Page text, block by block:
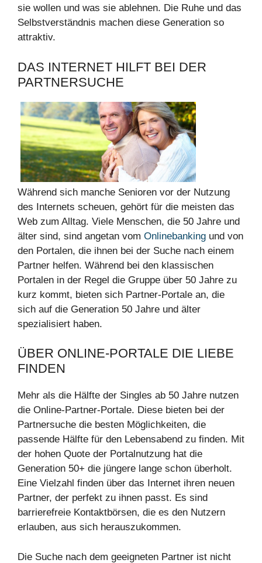
sie wollen und was sie ablehnen. Die Ruhe und das
Selbstverständnis machen diese Generation so
attraktiv.
DAS INTERNET HILFT BEI DER
PARTNERSUCHE
Während sich manche Senioren vor der Nutzung
des Internets scheuen, gehört für die meisten das
Web zum Alltag. Viele Menschen, die 50 Jahre und
älter sind, sind angetan vom Onlinebanking und von
den Portalen, die ihnen bei der Suche nach einem
Partner helfen. Während bei den klassischen
Portalen in der Regel die Gruppe über 50 Jahre zu
kurz kommt, bieten sich Partner-Portale an, die
sich auf die Generation 50 Jahre und älter
spezialisiert haben.
ÜBER ONLINE-PORTALE DIE LIEBE
FINDEN
Mehr als die Hälfte der Singles ab 50 Jahre nutzen
die Online-Partner-Portale. Diese bieten bei der
Partnersuche die besten Möglichkeiten, die
passende Hälfte für den Lebensabend zu finden. Mit
der hohen Quote der Portalnutzung hat die
Generation 50+ die jüngere lange schon überholt.
Eine Vielzahl finden über das Internet ihren neuen
Partner, der perfekt zu ihnen passt. Es sind
barrierefreie Kontaktbörsen, die es den Nutzern
erlauben, aus sich herauszukommen.
Die Suche nach dem geeigneten Partner ist nicht